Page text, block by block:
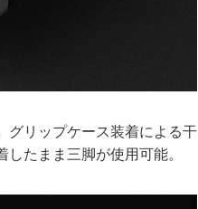
グリップケース装着による干
たまま三脚が使用可能。